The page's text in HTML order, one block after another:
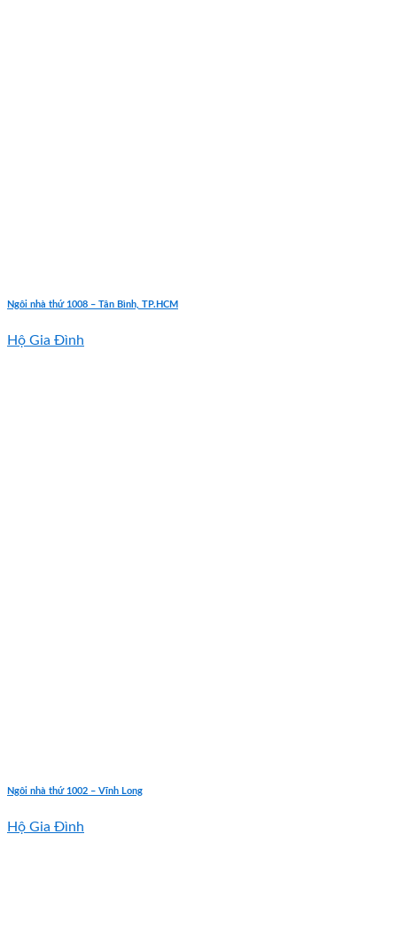
Ngôi nhà thứ 1008 – Tân Bình, TP.HCM
Hộ Gia Đình
Ngôi nhà thứ 1002 – Vĩnh Long
Hộ Gia Đình